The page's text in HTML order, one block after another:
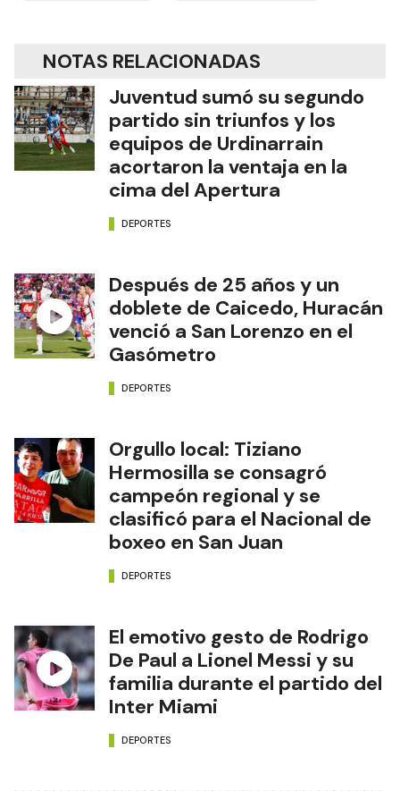
NOTAS RELACIONADAS
Juventud sumó su segundo
partido sin triunfos y los
equipos de Urdinarrain
acortaron la ventaja en la
cima del Apertura
DEPORTES
Después de 25 años y un
doblete de Caicedo, Huracán
venció a San Lorenzo en el
Gasómetro
DEPORTES
Orgullo local: Tiziano
Hermosilla se consagró
campeón regional y se
clasificó para el Nacional de
boxeo en San Juan
DEPORTES
El emotivo gesto de Rodrigo
De Paul a Lionel Messi y su
familia durante el partido del
Inter Miami
DEPORTES